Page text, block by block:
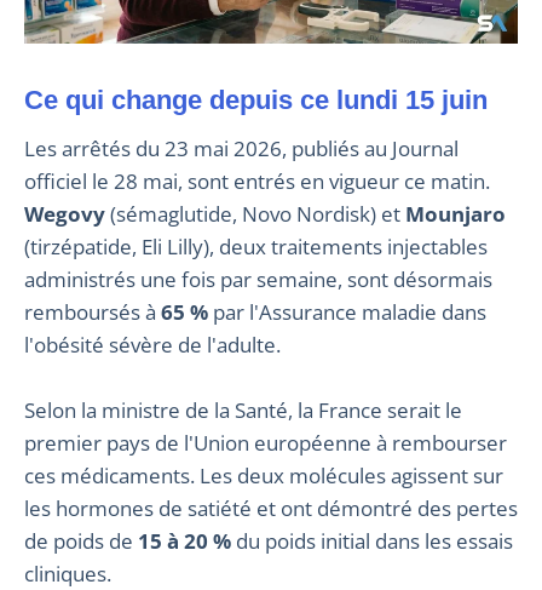
Ce qui change depuis ce lundi 15 juin
Les arrêtés du 23 mai 2026, publiés au Journal
officiel le 28 mai, sont entrés en vigueur ce matin.
Wegovy(sémaglutide, Novo Nordisk) et Mounjaro
(tirzépatide, Eli Lilly), deux traitements injectables
administrés une fois par semaine, sont désormais
remboursés à 65 % par l'Assurance maladie dans
l'obésité sévère de l'adulte.
Selon la ministre de la Santé, la France serait le
premier pays de l'Union européenne à rembourser
ces médicaments. Les deux molécules agissent sur
les hormones de satiété et ont démontré des pertes
de poids de 15 à 20 % du poids initial dans les essais
cliniques.